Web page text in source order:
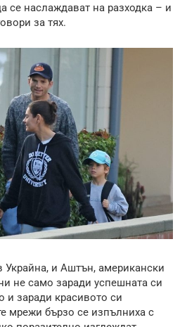
се наслаждават на разходка – и
за тях.
Украйна, и Аштън, американски
не само заради успешната си
и заради красивото си
мрежи бързо се изпълниха с